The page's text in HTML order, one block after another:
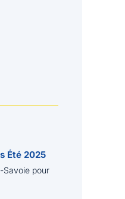
Été 2025
Savoie pour